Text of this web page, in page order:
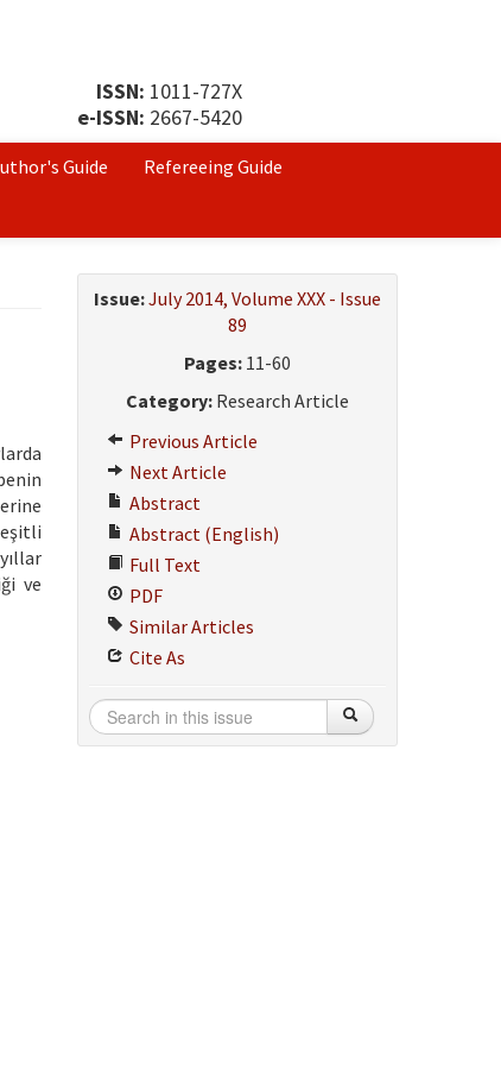
ISSN: 1011-727X
e-ISSN: 2667-5420
Guide
Refereeing Guide
ve
Issue:July 2014, Volume XXX - Issue
89
Pages:11-60
Category:Research Article
Previous Article
Next Article
Abstract
Abstract (English)
Full Text
PDF
Similar Articles
Cite As